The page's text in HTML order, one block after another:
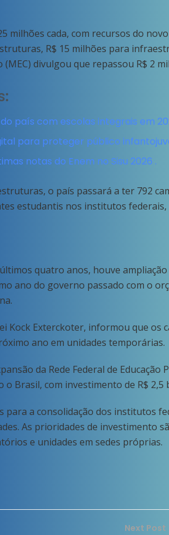
milhões cada, com recursos do
R$ 15 milhões para
divulgou que repassou R$ 2
país com escolas integrais em
para proteger público
notas do Enem no Sisu 2026 .
o país passará a ter 792
estudantis nos institutos
quatro anos, houve
ano do governo passado com o
Kock Exterckoter, informou que
ano em unidades temporárias.
da Rede Federal de
o Brasil, com investimento de R$ 2,5
para a consolidação dos institutos
As prioridades de investimento
e unidades em sedes próprias.
Next Post